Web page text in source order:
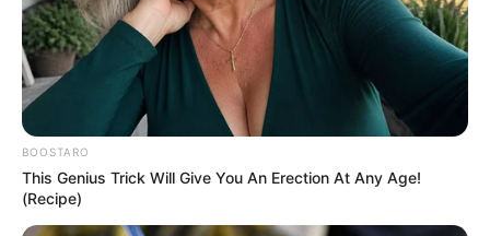
Mecser Tamás korábban megkapta a rendőrségi
BOOSTARO
This Genius Trick Will Give You An Erection At Any Age!
(Recipe)